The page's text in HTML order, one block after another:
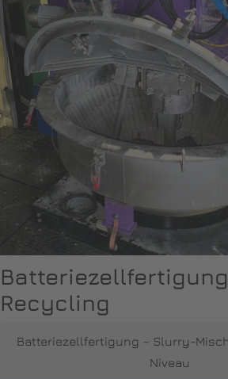
Recycling
Batteriezellfertigung – Slurry-
Niveau